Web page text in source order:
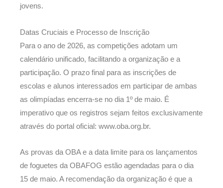
jovens.
Datas Cruciais e Processo de Inscrição
Para o ano de 2026, as competições adotam um
calendário unificado, facilitando a organização e a
participação. O prazo final para as inscrições de
escolas e alunos interessados em participar de ambas
as olimpíadas encerra-se no dia 1º de maio. É
imperativo que os registros sejam feitos exclusivamente
através do portal oficial: www.oba.org.br.
As provas da OBA e a data limite para os lançamentos
de foguetes da OBAFOG estão agendadas para o dia
15 de maio. A recomendação da organização é que a